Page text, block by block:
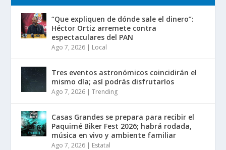
“Que expliquen de dónde sale el dinero”:
Héctor Ortiz arremete contra
espectaculares del PAN
Ago 7, 2026 | Local
Tres eventos astronómicos coincidirán el
mismo día; así podrás disfrutarlos
Ago 7, 2026 |Trending
Casas Grandes se prepara para recibir el
Paquimé Biker Fest 2026; habrá rodada,
música en vivo y ambiente familiar
Ago 7, 2026 | Estatal